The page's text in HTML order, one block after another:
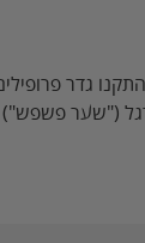
("שער פשפש")